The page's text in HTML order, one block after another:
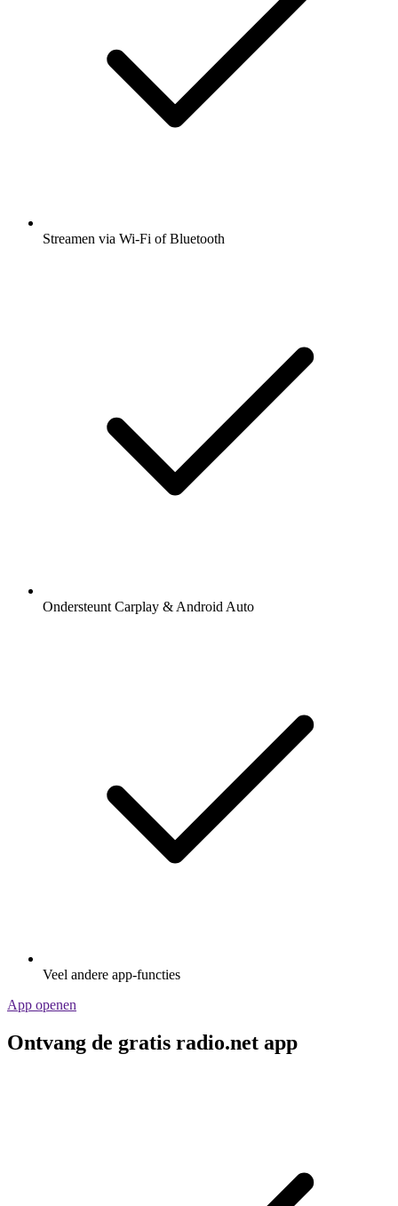
Streamen via Wi-Fi of Bluetooth
Ondersteunt Carplay & Android Auto
Veel andere app-functies
App openen
Ontvang de gratis radio.net app